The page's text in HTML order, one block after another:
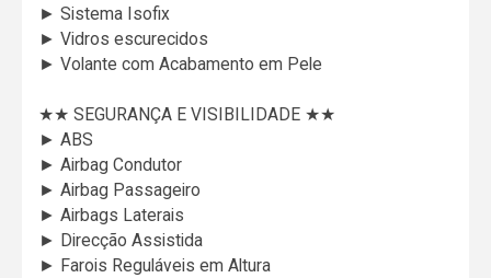
► Sistema Isofix
► Vidros escurecidos
► Volante com Acabamento em Pele
★★ SEGURANÇA E VISIBILIDADE ★★
► ABS
► Airbag Condutor
► Airbag Passageiro
► Airbags Laterais
► Direcção Assistida
► Farois Reguláveis em Altura